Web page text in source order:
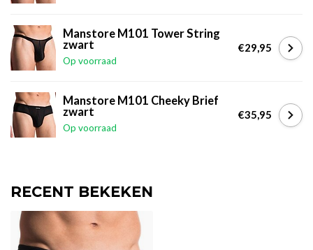
Manstore M101 Tower String
zwart
Op voorraad
€29,95
Manstore M101 Cheeky Brief
zwart
Op voorraad
€35,95
RECENT BEKEKEN